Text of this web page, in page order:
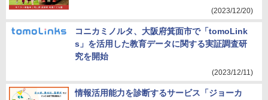
(2023/12/20)
コニカミノルタ、大阪府箕面市で「tomoLink
s」を活用した教育データに関する実証調査研
究を開始
(2023/12/11)
情報活用能力を診断するサービス「ジョーカ